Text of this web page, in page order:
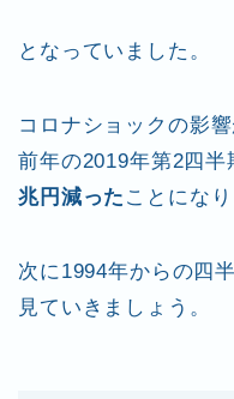
となっていました。
コロナショックの影
前年の2019年第2四半
兆円減った ことになり
次に1994年からの四
見ていきましょう。